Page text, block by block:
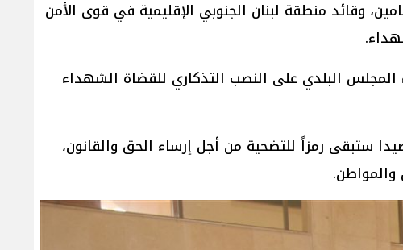
وقائد منطقة لبنان الجنوبي الإقليمية في قوى الأمن
البلدي على النصب التذكاري للقضاة الشهداء
ستبقى رمزاً للتضحية من أجل إرساء الحق والقانون،